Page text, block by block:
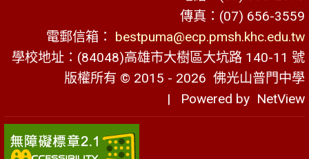
傳真：(07) 656-3559
電郵信箱： bestpuma@ecp.pmsh.khc.edu.tw
學校地址：(84048)高雄市大樹區大坑路 140-11 號
版權所有 © 2015 - 2026 佛光山普門中學
| Powered by NetView